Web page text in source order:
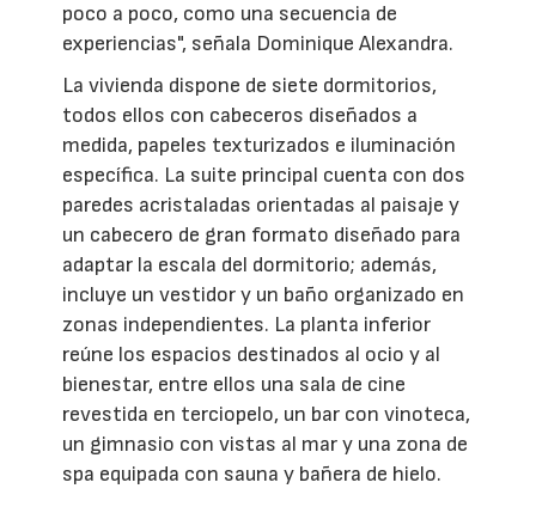
poco a poco, como una secuencia de
experiencias", señala Dominique Alexandra.
La vivienda dispone de siete dormitorios,
todos ellos con cabeceros diseñados a
medida, papeles texturizados e iluminación
específica. La suite principal cuenta con dos
paredes acristaladas orientadas al paisaje y
un cabecero de gran formato diseñado para
adaptar la escala del dormitorio; además,
incluye un vestidor y un baño organizado en
zonas independientes. La planta inferior
reúne los espacios destinados al ocio y al
bienestar, entre ellos una sala de cine
revestida en terciopelo, un bar con vinoteca,
un gimnasio con vistas al mar y una zona de
spa equipada con sauna y bañera de hielo.